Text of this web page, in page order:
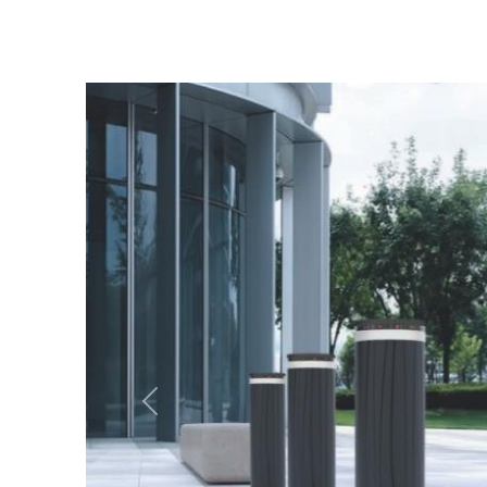
Previous